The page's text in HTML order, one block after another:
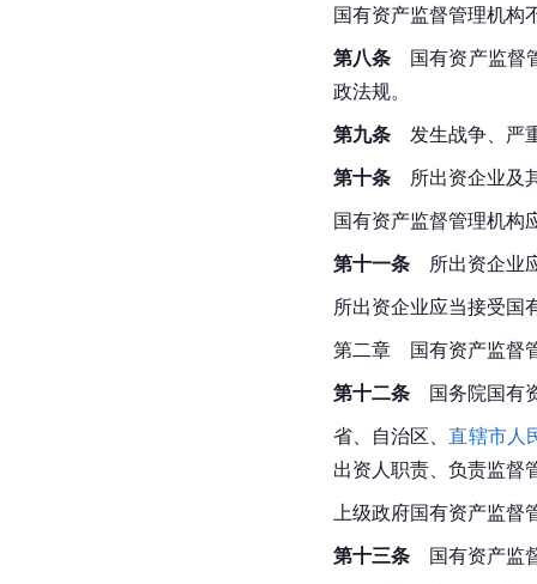
国有资产监督管理机构
第八条 国有资产监督
政法规。
第九条 发生战争、严
第十条 所出资企业及
国有资产监督管理机构
第十一条 所出资企业
所出资企业应当接受国
第二章　国有资产监督
第十二条
国务院国有
省、自治区、直辖市人
出资人职责、负责监督
上级政府国有资产监
第十三条 国有资产监